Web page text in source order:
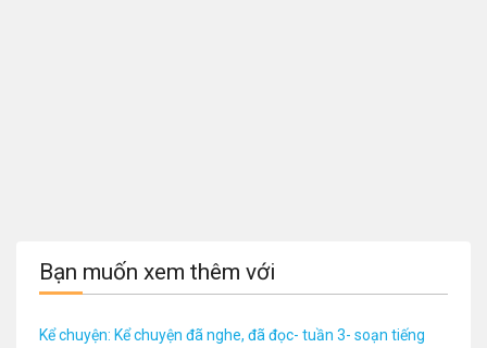
Bạn muốn xem thêm với
Kể chuyện: Kể chuyện đã nghe, đã đọc- tuần 3- soạn tiếng